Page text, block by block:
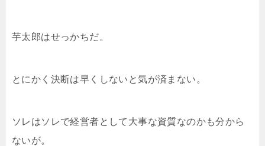
芋太郎はせっかちだ。
とにかく決断は早くしないと気が済まない。
ソレはソレで経営者として大事な資質なのかも分から
ないが。